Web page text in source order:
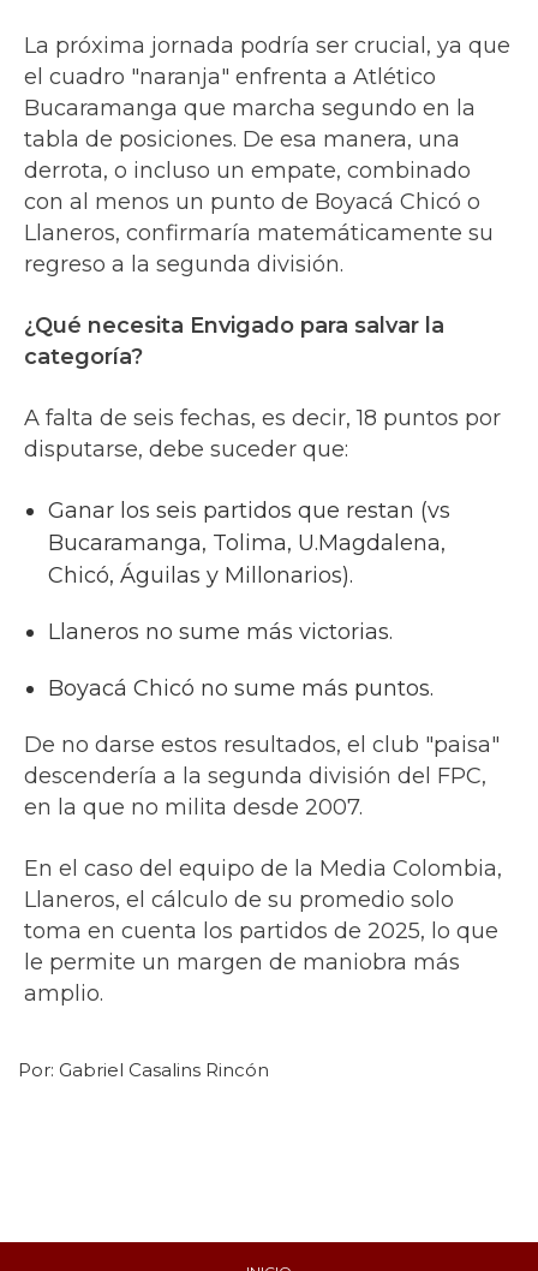
La próxima jornada podría ser crucial, ya que
el cuadro "naranja" enfrenta a Atlético
Bucaramanga que marcha segundo en la
tabla de posiciones. De esa manera, una
derrota, o incluso un empate, combinado
con al menos un punto de Boyacá Chicó o
Llaneros, confirmaría matemáticamente su
regreso a la segunda división.
¿Qué necesita Envigado para salvar la
categoría?
A falta de seis fechas, es decir, 18 puntos por
disputarse, debe suceder que:
Ganar los seis partidos que restan (vs
Bucaramanga, Tolima, U.Magdalena,
Chicó, Águilas y Millonarios).
Llaneros no sume más victorias.
Boyacá Chicó no sume más puntos.
De no darse estos resultados, el club "paisa"
descendería a la segunda división del FPC,
en la que no milita desde 2007.
En el caso del equipo de la Media Colombia,
Llaneros, el cálculo de su promedio solo
toma en cuenta los partidos de 2025, lo que
le permite un margen de maniobra más
amplio.
Por: Gabriel Casalins Rincón